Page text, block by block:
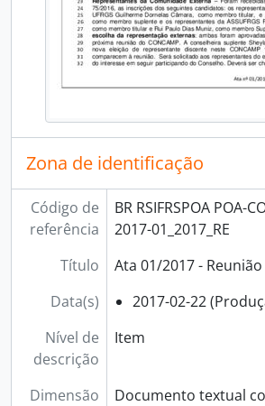
[Série] Resoluções
[Grupo] Direção Geral
[Grupo] Diretoria de
[Grupo] Diretoria de Gestão
[Grupo] Núcleo de Memória
Zona de identificação
Código de
referência
BR RSIFRSPOA POA-
2017-01_2017_RE
Título
Ata 01/2017 -
Data(s)
2017-02-22
Nível de
descrição
Item
Dimensão
Documento textual